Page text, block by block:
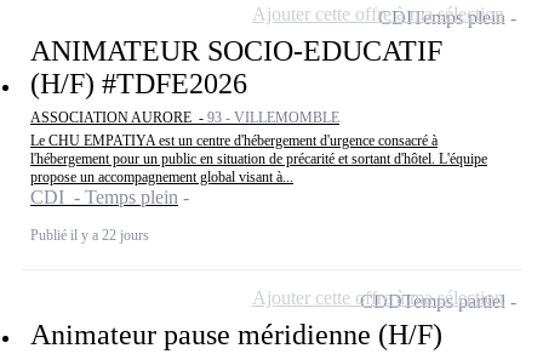
ANIMATEUR SOCIO-EDUCATIF
(H/F) #TDFE2026
ASSOCIATION AURORE - 93 - VILLEMOMBLE
Le CHU EMPATIYA est un centre d'hébergement d'urgence consacré à
l'hébergement pour un public en situation de précarité et sortant d'hôtel. L'équipe
propose un accompagnement global visant à...
CDI - Temps plein
Publié il y a 22 jours
CDITemps plein
Ajouter cette offre à ma sélection
Animateur pause méridienne (H/F)
CDDTemps partiel
Ajouter cette offre à ma sélection